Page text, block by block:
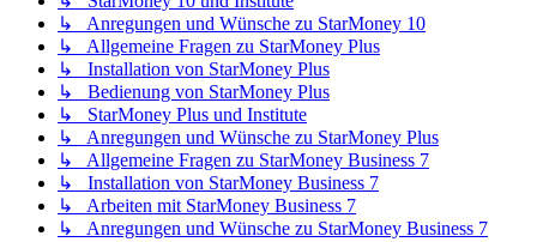
↳ Anregungen und Wünsche zu StarMoney 10
↳ Allgemeine Fragen zu StarMoney Plus
↳ Installation von StarMoney Plus
↳ Bedienung von StarMoney Plus
↳ StarMoney Plus und Institute
↳ Anregungen und Wünsche zu StarMoney Plus
↳ Allgemeine Fragen zu StarMoney Business 7
↳ Installation von StarMoney Business 7
↳ Arbeiten mit StarMoney Business 7
↳ Anregungen und Wünsche zu StarMoney Business 7